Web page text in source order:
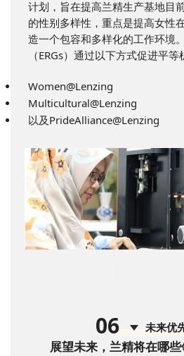
计划，旨在提高兰精生产基地目
的性别多样性，重点是提高女性
造一个包容和多样化的工作环境
（ERGs）通过以下方式促进平等
Women@Lenzing
Multicultural@Lenzing
以及PrideAlliance@Lenzing
06 未来优
展望未来，兰精将在哪